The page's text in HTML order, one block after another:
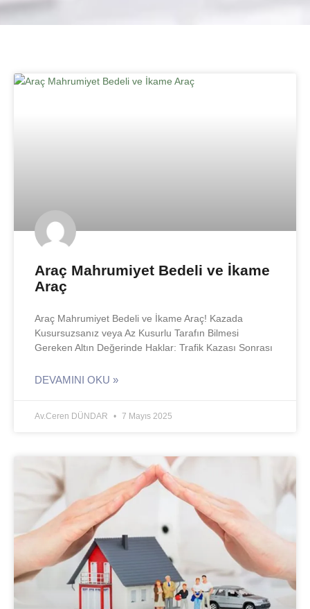
Araç Mahrumiyet Bedeli ve İkame
Araç
Araç Mahrumiyet Bedeli ve İkame Araç! Kazada
Kusursuzsanız veya Az Kusurlu Tarafın Bilmesi
Gereken Altın Değerinde Haklar: Trafik Kazası Sonrası
DEVAMINI OKU »
Av.Ceren DÜNDAR 7 Mayıs 2025